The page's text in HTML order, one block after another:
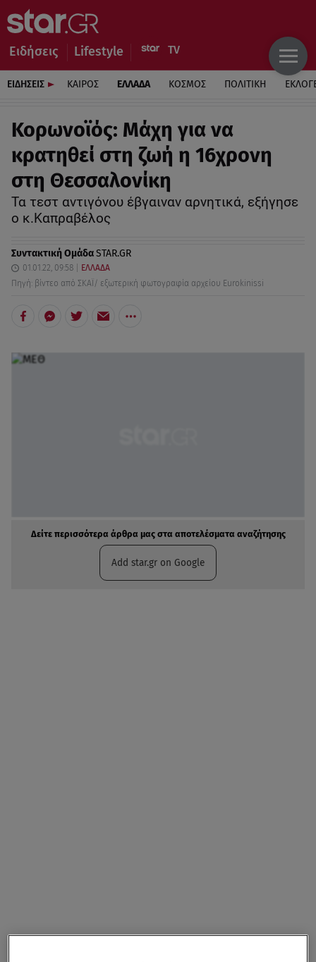
Ειδήσεις Lifestyle
ΕΙΔΗΣΕΙΣ ΚΑΙΡΟΣ ΕΛΛΑΔΑ ΚΟΣΜΟΣ ΠΟΛΙΤΙΚΗ
Κορωνοϊός: Μάχη για να
κρατηθεί στη ζωή η 16χρονη
στη Θεσσαλονίκη
Τα τεστ αντιγόνου έβγαιναν αρνητικά, εξήγησε
ο κ.Καπραβέλος
Συντακτική ΟμάδαSTAR.GR
01.01.22, 09:58
ΕΛΛΑΔΑ
Πηγή: βίντεο από ΣΚΑΪ/ εξωτερική φωτογραφία αρχείου Eurokinissi
Δείτε περισσότερα άρθρα μας στα αποτελέσματα αναζήτησης
Add star.gr on Google